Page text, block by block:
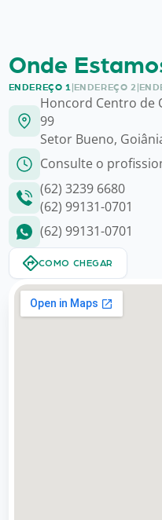
Onde
ENDEREÇO 1 ENDEREÇO 2
Honcord Centro de
99
Setor Bueno,
Consulte o
(62) 3239 6680
(62) 99131-0701
(62) 99131-0701
COMO CHEGAR